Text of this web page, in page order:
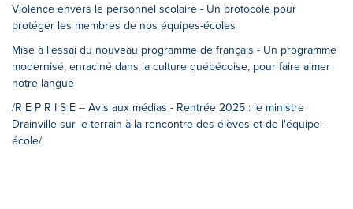
Violence envers le personnel scolaire - Un protocole pour
protéger les membres de nos équipes-écoles
Mise à l'essai du nouveau programme de français - Un programme
modernisé, enraciné dans la culture québécoise, pour faire aimer
notre langue
/R E P R I S E -- Avis aux médias - Rentrée 2025 : le ministre
Drainville sur le terrain à la rencontre des élèves et de l'équipe-
école/